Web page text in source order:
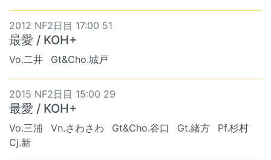
2012 NF2日目 17:00 51
最愛 / KOH+
Vo.二井 Gt&Cho.城戸
2015 NF2日目 15:00 29
最愛 / KOH+
Vo.三浦 Vn.さわさわ Gt&Cho.谷口 Gt.緒方
Pf.杉村
Cj.新